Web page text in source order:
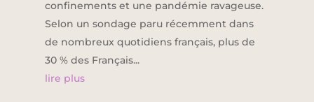
confinements et une pandémie ravageuse.
Selon un sondage paru récemment dans
de nombreux quotidiens français, plus de
30 % des Français...
lire plus